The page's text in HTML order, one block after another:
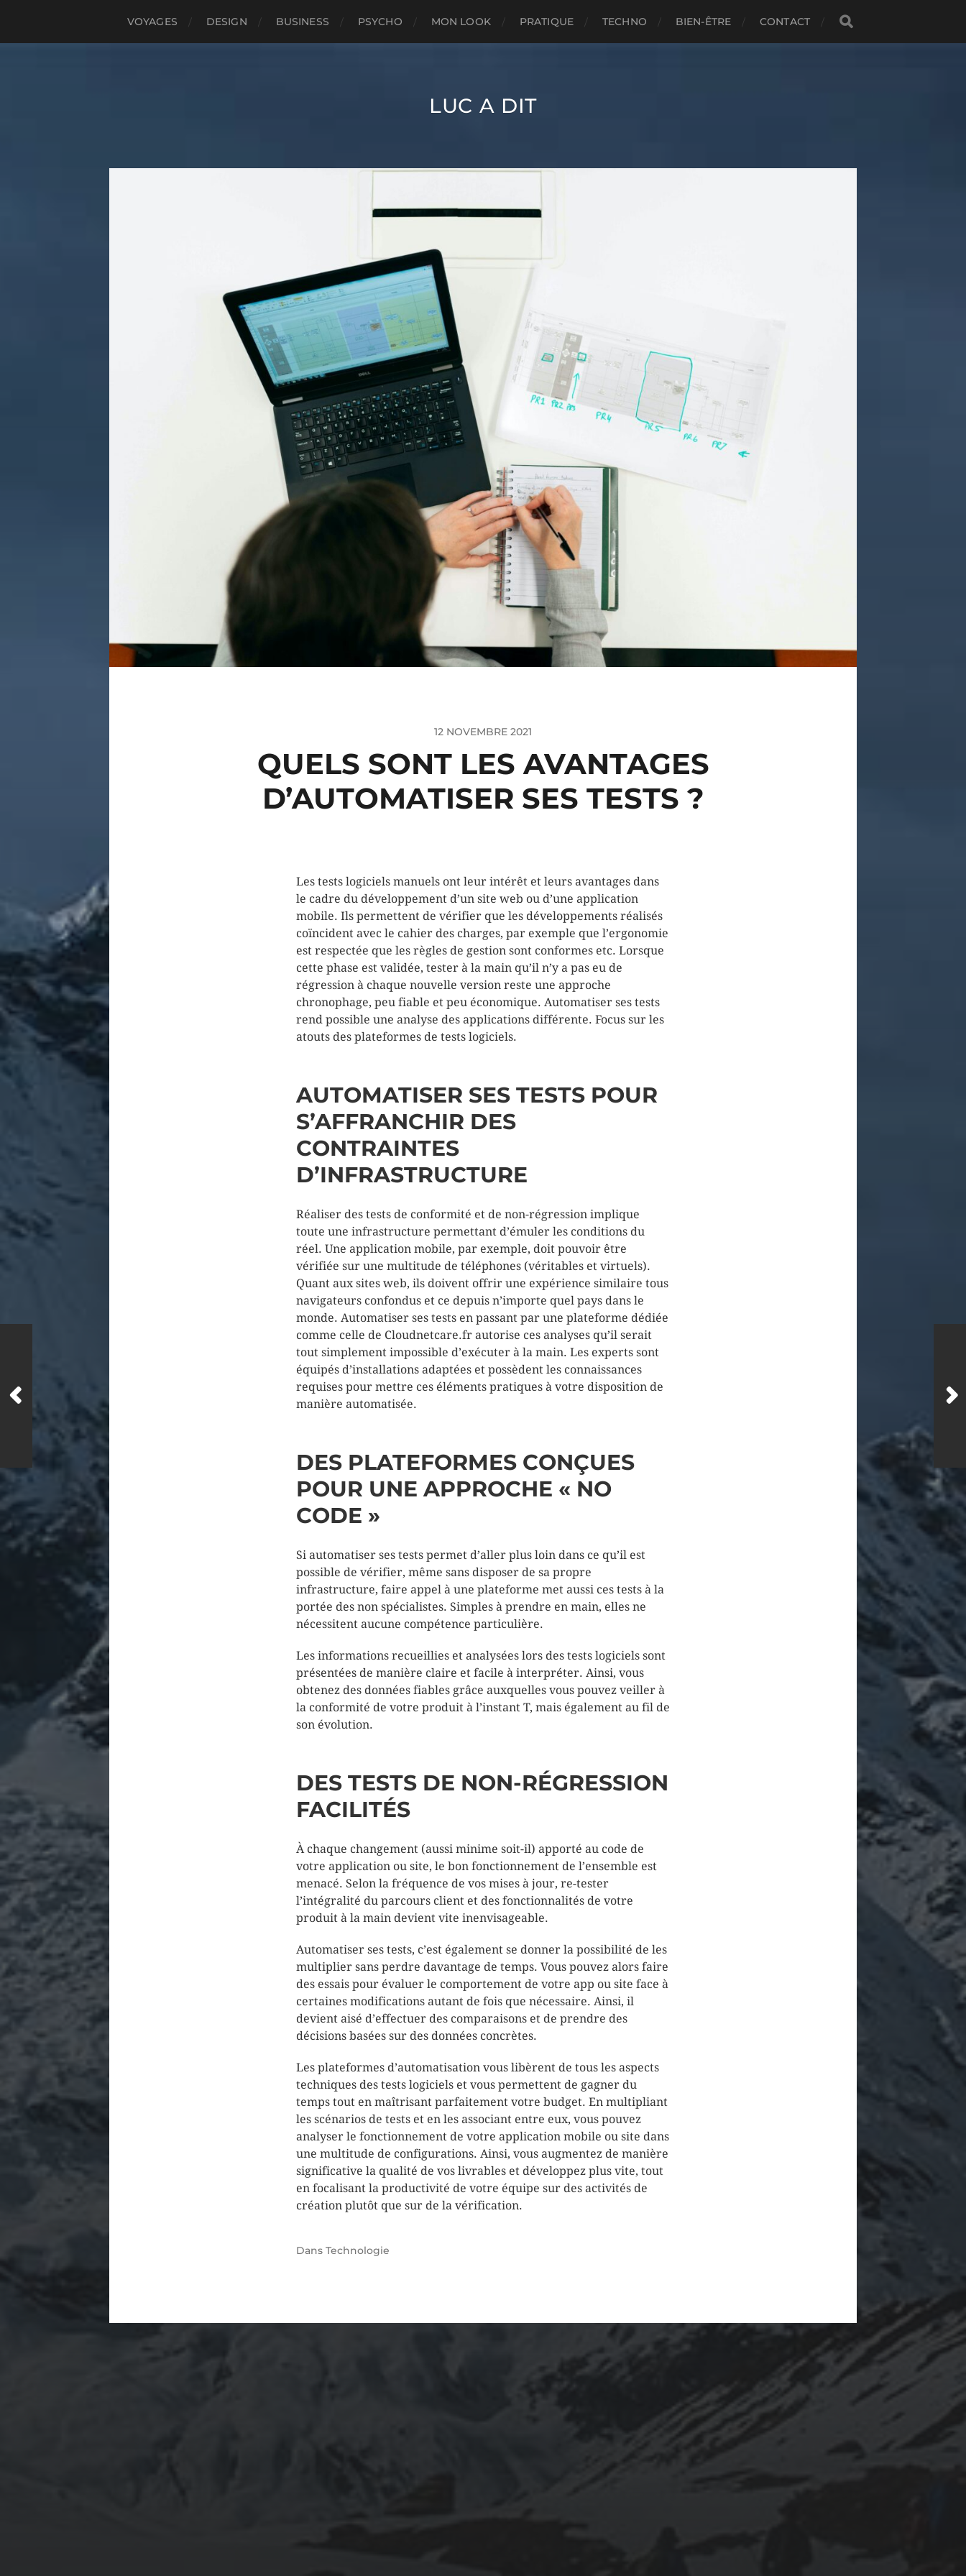
VOYAGES DESIGN BUSINESS PSYCHO MON LOOK PRATIQUE TECHNO BIEN-ÊTRE CONTACT
LUC A DIT
12 NOVEMBRE 2021
QUELS SONT LES AVANTAGES
D’AUTOMATISER SES TESTS ?
Les tests logiciels manuels ont leur intérêt et leurs avantages dans
le cadre du développement d’un site web ou d’une application
mobile. Ils permettent de vérifier que les développements réalisés
coïncident avec le cahier des charges, par exemple que l’ergonomie
est respectée que les règles de gestion sont conformes etc. Lorsque
cette phase est validée, tester à la main qu’il n’y a pas eu de
régression à chaque nouvelle version reste une approche
chronophage, peu fiable et peu économique. Automatiser ses tests
rend possible une analyse des applications différente. Focus sur les
atouts des plateformes de tests logiciels.
AUTOMATISER SES TESTS POUR
S’AFFRANCHIR DES
CONTRAINTES
D’INFRASTRUCTURE
Réaliser des tests de conformité et de non-régression implique
toute une infrastructure permettant d’émuler les conditions du
réel. Une application mobile, par exemple, doit pouvoir être
vérifiée sur une multitude de téléphones (véritables et virtuels).
Quant aux sites web, ils doivent offrir une expérience similaire tous
navigateurs confondus et ce depuis n’importe quel pays dans le
monde. Automatiser ses tests en passant par une plateforme dédiée
comme celle de Cloudnetcare.fr autorise ces analyses qu’il serait
tout simplement impossible d’exécuter à la main. Les experts sont
équipés d’installations adaptées et possèdent les connaissances
requises pour mettre ces éléments pratiques à votre disposition de
manière automatisée.
DES PLATEFORMES CONÇUES
POUR UNE APPROCHE « NO
CODE »
Si automatiser ses tests permet d’aller plus loin dans ce qu’il est
possible de vérifier, même sans disposer de sa propre
infrastructure, faire appel à une plateforme met aussi ces tests à la
portée des non spécialistes. Simples à prendre en main, elles ne
nécessitent aucune compétence particulière.
Les informations recueillies et analysées lors des tests logiciels sont
présentées de manière claire et facile à interpréter. Ainsi, vous
obtenez des données fiables grâce auxquelles vous pouvez veiller à
la conformité de votre produit à l’instant T, mais également au fil de
son évolution.
DES TESTS DE NON-RÉGRESSION
FACILITÉS
À chaque changement (aussi minime soit-il) apporté au code de
votre application ou site, le bon fonctionnement de l’ensemble est
menacé. Selon la fréquence de vos mises à jour, re-tester
l’intégralité du parcours client et des fonctionnalités de votre
produit à la main devient vite inenvisageable.
Automatiser ses tests, c’est également se donner la possibilité de les
multiplier sans perdre davantage de temps. Vous pouvez alors faire
des essais pour évaluer le comportement de votre app ou site face à
certaines modifications autant de fois que nécessaire. Ainsi, il
devient aisé d’effectuer des comparaisons et de prendre des
décisions basées sur des données concrètes.
Les plateformes d’automatisation vous libèrent de tous les aspects
techniques des tests logiciels et vous permettent de gagner du
temps tout en maîtrisant parfaitement votre budget. En multipliant
les scénarios de tests et en les associant entre eux, vous pouvez
analyser le fonctionnement de votre application mobile ou site dans
une multitude de configurations. Ainsi, vous augmentez de manière
significative la qualité de vos livrables et développez plus vite, tout
en focalisant la productivité de votre équipe sur des activités de
création plutôt que sur de la vérification.
Dans Technologie